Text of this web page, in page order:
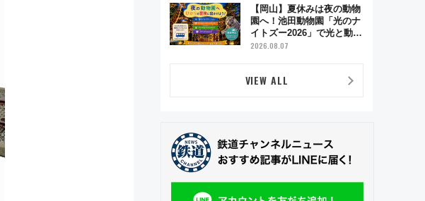
【岡山】夏休みは夜の動物
園へ！池田動物園「光のナ
イトズー2026」で光と動物
が彩る特別な夜
2026.08.07
VIEW ALL